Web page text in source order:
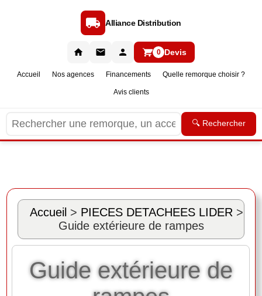
Alliance Distribution
Accueil Nos agences Financements Quelle remorque choisir ?
Avis clients
0 Devis
🔍 Rechercher
Accueil > PIECES DETACHEES LIDER >
Guide extérieure de rampes
Guide extérieure de